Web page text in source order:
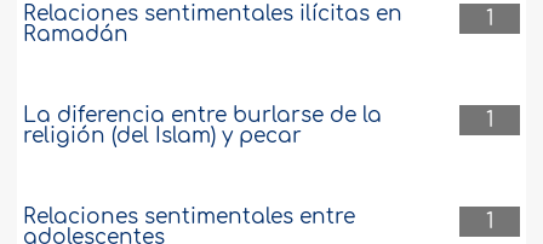
1
Relaciones sentimentales ilícitas en
Ramadán
1
La diferencia entre burlarse de la
religión (del Islam) y pecar
1
Relaciones sentimentales entre
adolescentes